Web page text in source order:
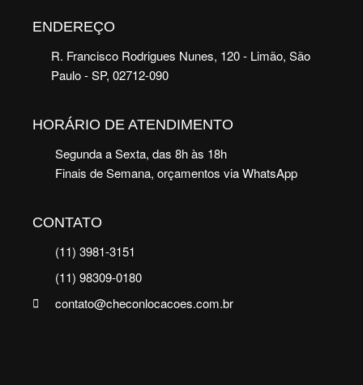
CONTATO
(11) 3981-3151
(11) 98309-0180
contato@checonlocacoes.com.br
HORÁRIO DE ATENDIMENTO
Segunda a Sexta, das 8h às 18h
Finais de Semana, orçamentos via WhatsApp
ENDEREÇO
R. Francisco Rodrigues Nunes, 120 - Limão, São
Paulo - SP, 02712-090